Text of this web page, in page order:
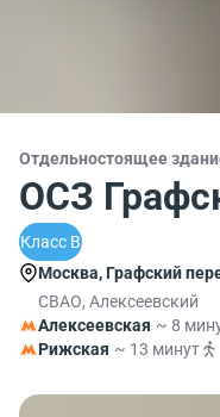
Отдельностоящее
ОСЗ
Класс B
Москва, Графский
СВАО, Алексеевский
Алексеевская ~ 8
Рижская ~ 13 минут